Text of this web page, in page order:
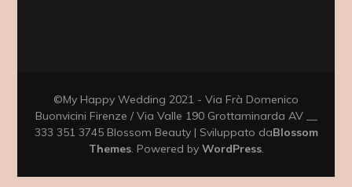
©My Happy Wedding 2021 - Via Frà Domenico
Buonvicini Firenze / Via Valle 190 Grottaminarda AV __
333 351 3745 Blossom Beauty | Sviluppato daBlossom
Themes. Powered by WordPress.